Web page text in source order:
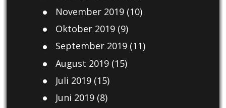
November 2019(10)
Oktober 2019(9)
September 2019(11)
August 2019(15)
Juli 2019(15)
Juni 2019(8)